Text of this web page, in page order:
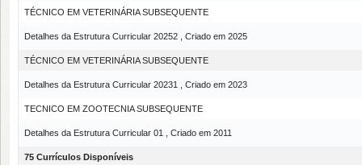
TÉCNICO EM VETERINÁRIA SUBSEQUENTE
Detalhes da Estrutura Curricular 20252 , Criado em 2025
TÉCNICO EM VETERINÁRIA SUBSEQUENTE
Detalhes da Estrutura Curricular 20231 , Criado em 2023
TECNICO EM ZOOTECNIA SUBSEQUENTE
Detalhes da Estrutura Curricular 01 , Criado em 2011
75 Currículos Disponíveis